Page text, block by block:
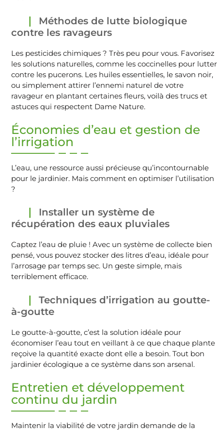
Méthodes de lutte biologique
contre les ravageurs
Les pesticides chimiques ? Très peu pour vous. Favorisez
les solutions naturelles, comme les coccinelles pour lutter
contre les pucerons. Les huiles essentielles, le savon noir,
ou simplement attirer l’ennemi naturel de votre
ravageur en plantant certaines fleurs, voilà des trucs et
astuces qui respectent Dame Nature.
Économies d’eau et gestion de
l’irrigation
L’eau, une ressource aussi précieuse qu’incontournable
pour le jardinier. Mais comment en optimiser l’utilisation
?
Installer un système de
récupération des eaux pluviales
Captez l’eau de pluie ! Avec un système de collecte bien
pensé, vous pouvez stocker des litres d’eau, idéale pour
l’arrosage par temps sec. Un geste simple, mais
terriblement efficace.
Techniques d’irrigation au goutte-
à-goutte
Le goutte-à-goutte, c’est la solution idéale pour
économiser l’eau tout en veillant à ce que chaque plante
reçoive la quantité exacte dont elle a besoin. Tout bon
jardinier écologique a ce système dans son arsenal.
Entretien et développement
continu du jardin
Maintenir la viabilité de votre jardin demande de la